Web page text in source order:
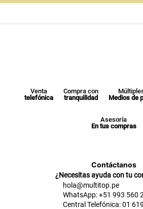
Venta
telefónica
Compra con
tranquilidad
Medios de
Asesoría
En tus compras
Contáctanos
¿Necesitas ayuda con tu
hola@multitop.pe
WhatsApp: +51 993 560
Central Telefónica: 01